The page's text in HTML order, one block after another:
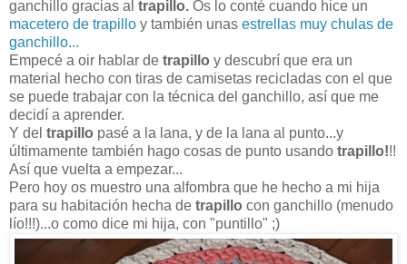
ganchillo gracias al trapillo. Os lo conté cuando hice un
macetero de trapillo y también unas estrellas muy chulas de
ganchillo...
Empecé a oir hablar de trapillo y descubrí que era un
material hecho con tiras de camisetas recicladas con el que
se puede trabajar con la técnica del ganchillo, así que me
decidí a aprender.
Y del trapillo pasé a la lana, y de la lana al punto...y
últimamente también hago cosas de punto usando trapillo!!!
Así que vuelta a empezar...
Pero hoy os muestro una alfombra que he hecho a mi hija
para su habitación hecha de trapillo con ganchillo (menudo
lío!!!)...o como dice mi hija, con "puntillo" ;)